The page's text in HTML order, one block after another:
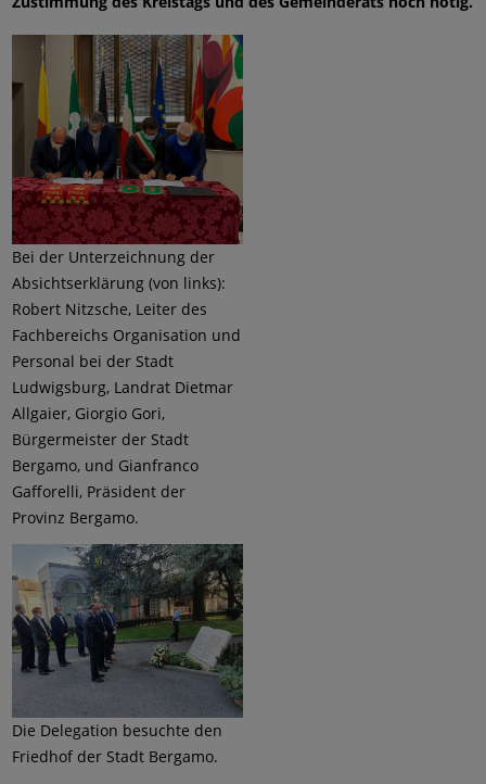
Bei der Unterzeichnung der
Absichtserklärung (von links):
Robert Nitzsche, Leiter des
Fachbereichs Organisation und
Personal bei der Stadt
Ludwigsburg, Landrat Dietmar
Allgaier, Giorgio Gori,
Bürgermeister der Stadt
Bergamo, und Gianfranco
Gafforelli, Präsident der
Provinz Bergamo.
Die Delegation besuchte den
Friedhof der Stadt Bergamo.